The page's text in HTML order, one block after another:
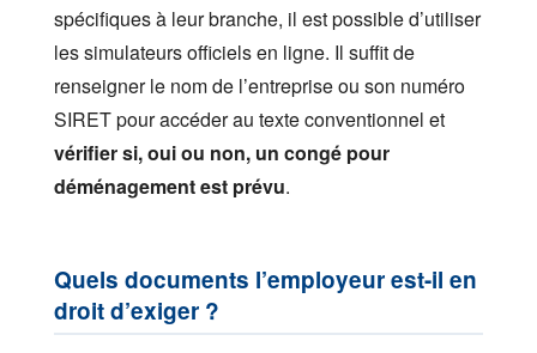
spécifiques à leur branche, il est possible d’utiliser
les simulateurs officiels en ligne. Il suffit de
renseigner le nom de l’entreprise ou son numéro
SIRET pour accéder au texte conventionnel et
vérifier si, oui ou non, un congé pour
déménagement est prévu.
Quels documents l’employeur est-il en
droit d’exiger ?